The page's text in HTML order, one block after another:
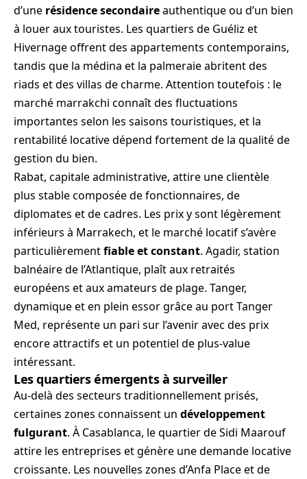
d’une résidence secondaireauthentique ou d’un bien
à louer aux touristes. Les quartiers de Guéliz et
Hivernage offrent des appartements contemporains,
tandis que la médina et la palmeraie abritent des
riads et des villas de charme. Attention toutefois : le
marché marrakchi connaît des fluctuations
importantes selon les saisons touristiques, et la
rentabilité locative dépend fortement de la qualité de
gestion du bien.
Rabat, capitale administrative, attire une clientèle
plus stable composée de fonctionnaires, de
diplomates et de cadres. Les prix y sont légèrement
inférieurs à Marrakech, et le marché locatif s’avère
particulièrementfiable et constant. Agadir, station
balnéaire de l’Atlantique, plaît aux retraités
européens et aux amateurs de plage. Tanger,
dynamique et en plein essor grâce au port Tanger
Med, représente un pari sur l’avenir avec des prix
encore attractifs et un potentiel de plus-value
intéressant.
Les quartiers émergents à surveiller
Au-delà des secteurs traditionnellement prisés,
certaines zones connaissent un développement
fulgurant. À Casablanca, le quartier de Sidi Maarouf
attire les entreprises et génère une demande locative
croissante. Les nouvelles zones d’Anfa Place et de